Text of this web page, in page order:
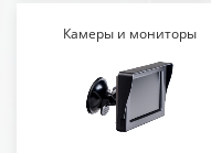
Камеры и мониторы